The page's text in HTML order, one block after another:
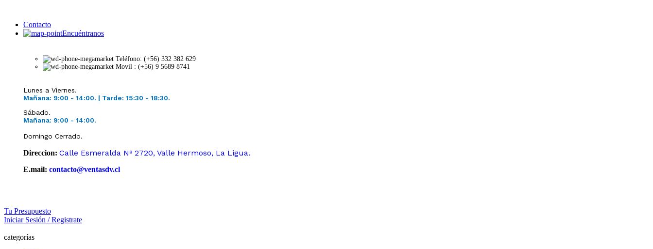
Contacto
Encuéntranos
Teléfono: (+56) 332 382 629
Movil : (+56) 9 5689 8741
Lunes a Viernes.
Mañana: 9:00 - 14:00. | Tarde: 15:30 - 18:30.
Sábado.
Mañana: 9:00 - 14:00.
Domingo Cerrado.
Direccion: Calle Esmeralda Nº 2720, Valle Hermoso, La Ligua.
E.mail: contacto@ventasdv.cl
Tu Presupuesto
Iniciar Sesión / Registrate
categorías